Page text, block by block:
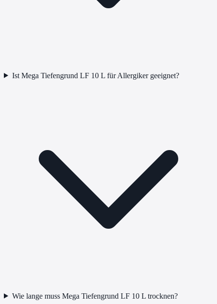
Ist Mega Tiefengrund LF 10 L für Allergiker geeignet?
Wie lange muss Mega Tiefengrund LF 10 L trocknen?